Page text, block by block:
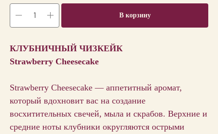
В корзину
КЛУБНИЧНЫЙ ЧИЗКЕЙК
Strawberry Cheesecake
Strawberry Cheesecake — аппетитный аромат,
который вдохновит вас на создание
восхитительных свечей, мыла и скрабов. Верхние и
средние ноты клубники округляются острыми